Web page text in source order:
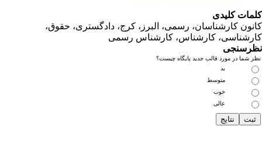
کلیدی
کارشناسان، رسمی، البرز، کرج، دادگستری، حقوق،
کارشناس، کارشناس رسمی
شما در مورد قالب جدید پایگاه چیست؟
متوسط
خوب
عالی